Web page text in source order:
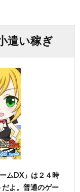
遣い稼ぎ
ムDX」は２４時
だよ。普通のゲー